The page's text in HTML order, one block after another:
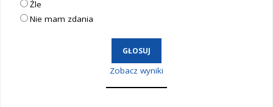
Źle
Nie mam zdania
Zobacz wyniki